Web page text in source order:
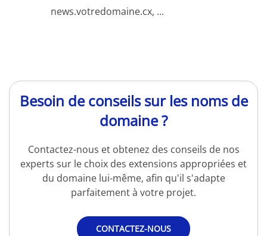
news.votredomaine.cx, ...
Besoin de conseils sur les noms de
domaine ?
Contactez-nous et obtenez des conseils de nos
experts sur le choix des extensions appropriées et
du domaine lui-même, afin qu'il s'adapte
parfaitement à votre projet.
CONTACTEZ-NOUS